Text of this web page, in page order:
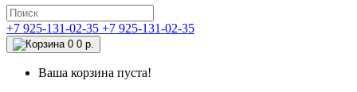
+7 925-131-02-35 +7 925-131-02-35
0 0 р.
Ваша корзина пуста!